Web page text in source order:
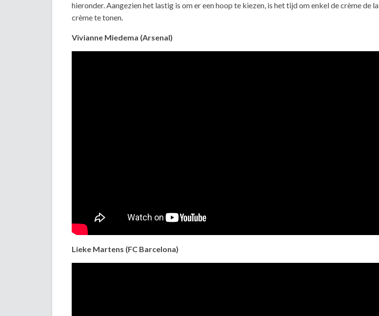
hieronder. Aangezien het lastig is om er een hoop te kiezen, is het tijd om enkel de crème de la
crème te tonen.
Vivianne Miedema (Arsenal)
Lieke Martens (FC Barcelona)